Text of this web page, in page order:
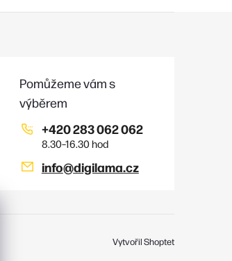
info@digilama.cz
+420 283 062 062
Vytvořil Shoptet